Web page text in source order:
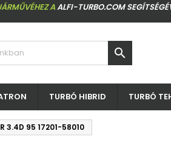
AALFI-TURBO.COM

TURBÓ HIBRID TURBÓ
3.4D 95 17201-58010